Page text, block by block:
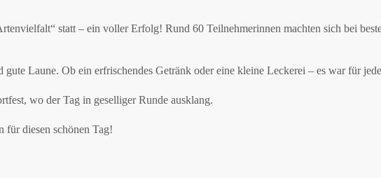
statt – ein voller Erfolg! Rund 60 Teilnehmerinnen machten sich bei
Laune. Ob ein erfrischendes Getränk oder eine kleine Leckerei – es war für
wo der Tag in geselliger Runde ausklang.
für diesen schönen Tag!